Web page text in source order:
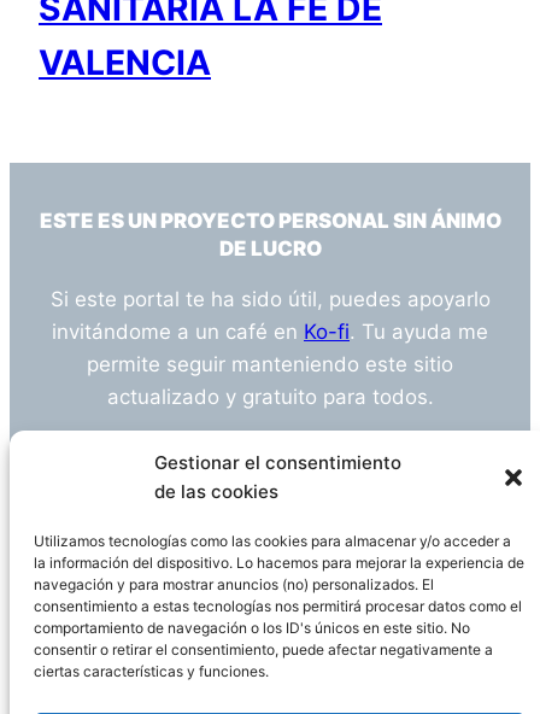
Gestionar el consentimiento
de las cookies
Utilizamos tecnologías como las cookies para almacenar y/o acceder a
la información del dispositivo. Lo hacemos para mejorar la experiencia de
navegación y para mostrar anuncios (no) personalizados. El
consentimiento a estas tecnologías nos permitirá procesar datos como el
comportamiento de navegación o los ID's únicos en este sitio. No
consentir o retirar el consentimiento, puede afectar negativamente a
ciertas características y funciones.
SANITARIA LA FE DE
VALENCIA
ESTE ES UN PROYECTO PERSONAL SIN ÁNIMO
DE LUCRO
Si este portal te ha sido útil, puedes apoyarlo
invitándome a un café en Ko-fi. Tu ayuda me
permite seguir manteniendo este sitio
actualizado y gratuito para todos.
¿Tienes alguna duda o sugerencia? Escríbeme
info@empleosanitarioinvestigacion.es
Descargo de Responsabilidad
Declaración de Privacidad Política de cookies